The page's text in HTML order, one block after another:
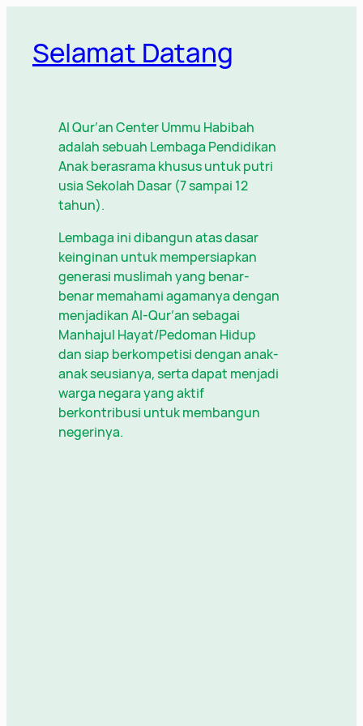
kontenSelamat Datang
Al Qur’an Center Ummu Habibah
adalah sebuah Lembaga Pendidikan
Anak berasrama khusus untuk putri
usia Sekolah Dasar (7 sampai 12
tahun).
Lembaga ini dibangun atas dasar
keinginan untuk mempersiapkan
generasi muslimah yang benar-
benar memahami agamanya dengan
menjadikan Al-Qur’an sebagai
Manhajul Hayat/Pedoman Hidup
dan siap berkompetisi dengan anak-
anak seusianya, serta dapat menjadi
warga negara yang aktif
berkontribusi untuk membangun
negerinya.